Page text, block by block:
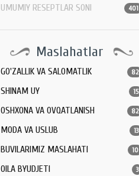
UMUMIY RESEPTLAR SONI 401
Maslahatlar
GO'ZALLIK VA SALOMATLIK 82
SHINAM UY 15
OSHXONA VA OVQATLANISH 82
MODA VA USLUB 13
BUVILARIMIZ MASLAHATI 10
OILA BYUDJETI 3